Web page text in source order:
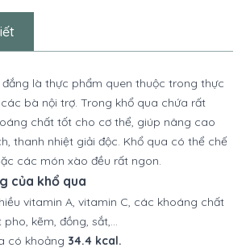
là thực phẩm quen thuộc trong thực
bà nội trợ. Trong khổ qua chứa rất
chất tốt cho cơ thể, giúp nâng cao
thanh nhiệt giải độc. Khổ qua có thể chế
các món xào đều rất ngon.
của khổ qua
vitamin A, vitamin C, các khoáng chất
kẽm, đồng, sắt,...
có khoảng 34.4 kcal.